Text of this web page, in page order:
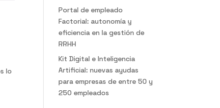
lo
Portal de empleado
Factorial: autonomía y
eficiencia en la gestión de
RRHH
Kit Digital e Inteligencia
Artificial: nuevas ayudas
para empresas de entre 50 y
250 empleados